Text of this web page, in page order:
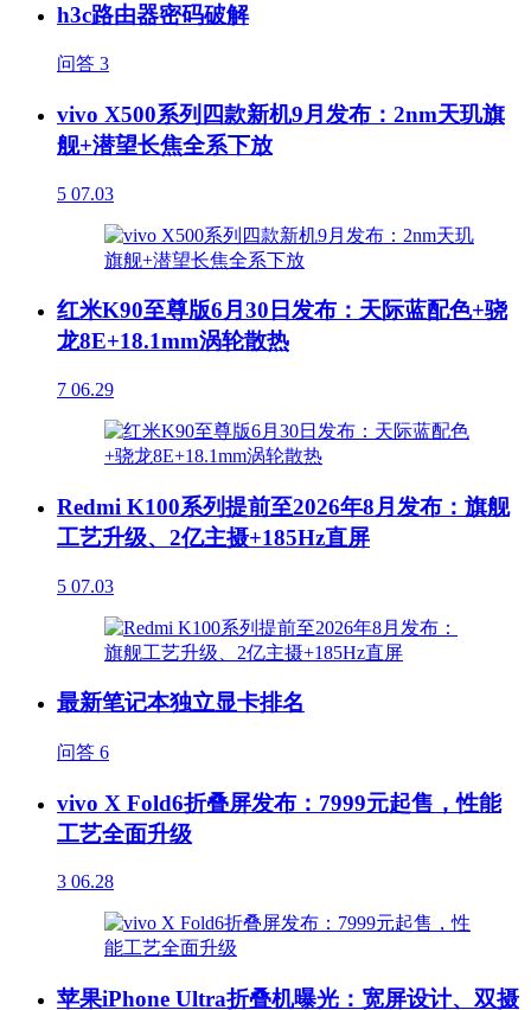
h3c路由器密码破解
问答 3
vivo X500系列四款新机9月发布：2nm天玑旗
舰+潜望长焦全系下放
5 07.03
红米K90至尊版6月30日发布：天际蓝配色+骁
龙8E+18.1mm涡轮散热
7 06.29
Redmi K100系列提前至2026年8月发布：旗舰
工艺升级、2亿主摄+185Hz直屏
5 07.03
最新笔记本独立显卡排名
问答 6
vivo X Fold6折叠屏发布：7999元起售，性能
工艺全面升级
3 06.28
苹果iPhone Ultra折叠机曝光：宽屏设计、双摄